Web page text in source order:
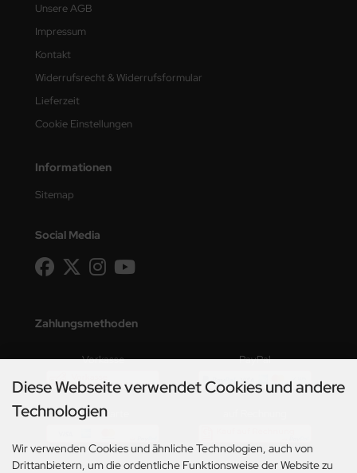
Unsere AGB
Impressum
Kontakt
Widerrufsrecht & Widerrufsformular
Lieferzeit
Cookie Einstellungen
Informationen
Sitemap
Social Media
Zahlungsmethoden
Vorkasse PayPal
Kreditkarte
Diese Webseite verwendet Cookies und andere
Technologien
Wir verwenden Cookies und ähnliche Technologien, auch von
Drittanbietern, um die ordentliche Funktionsweise der Website zu